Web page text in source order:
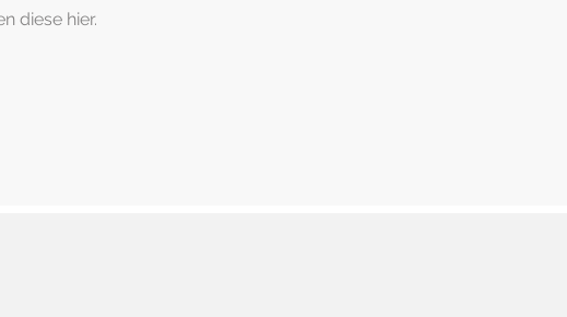
diese hier.